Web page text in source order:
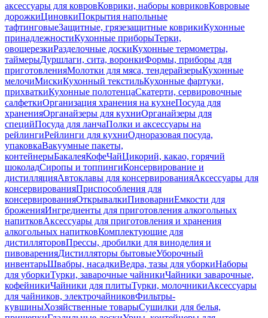
аксессуары для ковровКоврики, наборы ковриковКовровые
дорожкиЦиновкиПокрытия напольные
тафтинговыеЗащитные, грязезащитные коврикиКухонные
принадлежностиКухонные приборыТерки,
овощерезкиРазделочные доскиКухонные термометры,
таймерыДуршлаги, сита, воронкиФормы, приборы для
приготовленияМолотки для мяса, тендерайзерыКухонные
мелочиМискиКухонный текстильКухонные фартуки,
прихваткиКухонные полотенцаСкатерти, сервировочные
салфеткиОрганизация хранения на кухнеПосуда для
храненияОрганайзеры для кухниОрганайзеры для
специйПосуда для ланчаПолки и аксессуары на
рейлингиРейлинги для кухниОдноразовая посуда,
упаковкаВакуумные пакеты,
контейнерыБакалеяКофеЧайЦикорий, какао, горячий
шоколадСиропы и топпингиКонсервирование и
дистилляцияАвтоклавы для консервированияАксессуары для
консервированияПриспособления для
консервированияОткрывалкиПивоварниЕмкости для
броженияИнгредиенты для приготовления алкогольных
напитковАксессуары для приготовления и хранения
алкогольных напитковКомплектующие для
дистилляторовПрессы, дробилки для виноделия и
пивоваренияДистилляторы бытовыеУборочный
инвентарьШвабры, насадкиВедра, тазы для уборкиНаборы
для уборкиТурки, заварочные чайникиЧайники заварочные,
кофейникиЧайники для плитыТурки, молочникиАксессуары
для чайников, электрочайниковФильтры-
кувшиныХозяйственные товарыСушилки для белья,